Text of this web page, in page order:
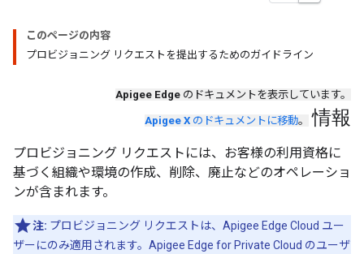
このページの内容
プロビジョニング リクエストを提出するためのガイドライン
Apigee Edge のドキュメントを表示しています。
Apigee X のドキュメントに移動。 情報
プロビジョニング リクエストには、お客様の利用資格に
基づく組織や環境の作成、削除、廃止などのオペレーショ
ンが含まれます。
注: プロビジョニング リクエストは、Apigee Edge Cloud ユー
ザーにのみ適用されます。Apigee Edge for Private Cloud のユーザ